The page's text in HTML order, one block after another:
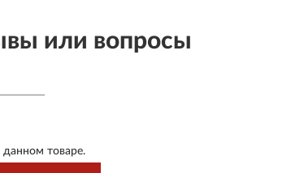
или вопросы
данном товаре.